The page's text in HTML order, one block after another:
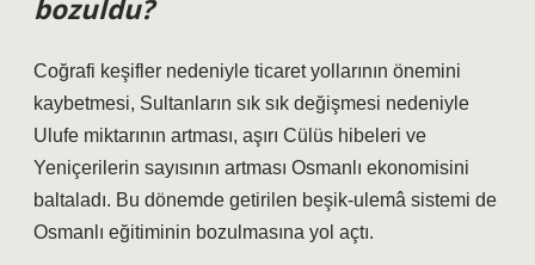
bozuldu?
Coğrafi keşifler nedeniyle ticaret yollarının önemini
kaybetmesi, Sultanların sık sık değişmesi nedeniyle
Ulufe miktarının artması, aşırı Cülüs hibeleri ve
Yeniçerilerin sayısının artması Osmanlı ekonomisini
baltaladı. Bu dönemde getirilen beşik-ulemâ sistemi de
Osmanlı eğitiminin bozulmasına yol açtı.